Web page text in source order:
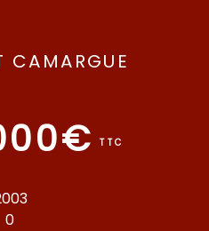
CAMARGUE
TTC
0